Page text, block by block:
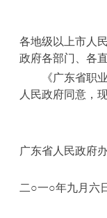
各地级以上市人
政府各部门、各
《广东省职业
人民政府同意，
广东省人民政府
二○一○年九月六